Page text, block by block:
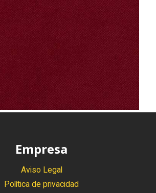
Empresa
Aviso Legal
Política de privacidad